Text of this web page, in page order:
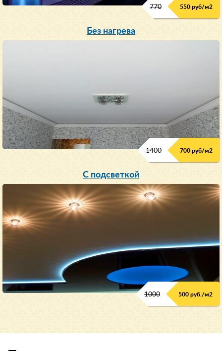
770 550 руб/м2
Без нагрева
1400 700 руб/м2
С подсветкой
1000 500 руб./м2